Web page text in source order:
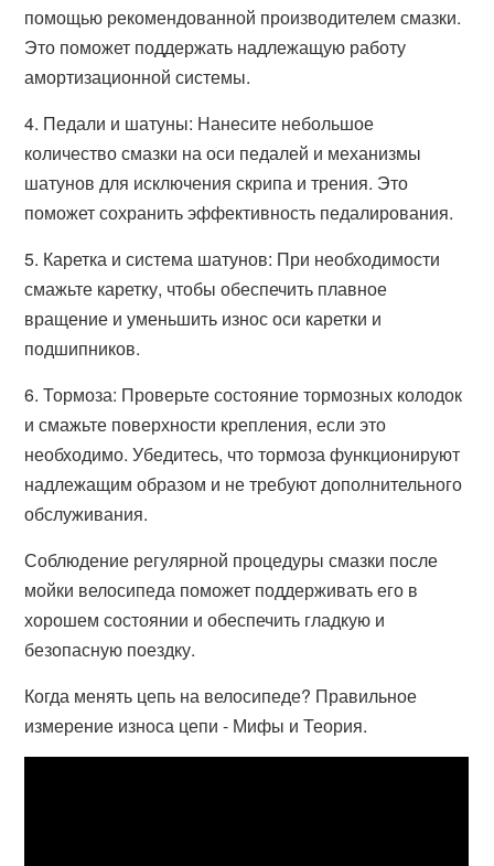
помощью рекомендованной производителем смазки.
Это поможет поддержать надлежащую работу
амортизационной системы.
4. Педали и шатуны: Нанесите небольшое
количество смазки на оси педалей и механизмы
шатунов для исключения скрипа и трения. Это
поможет сохранить эффективность педалирования.
5. Каретка и система шатунов: При необходимости
смажьте каретку, чтобы обеспечить плавное
вращение и уменьшить износ оси каретки и
подшипников.
6. Тормоза: Проверьте состояние тормозных колодок
и смажьте поверхности крепления, если это
необходимо. Убедитесь, что тормоза функционируют
надлежащим образом и не требуют дополнительного
обслуживания.
Соблюдение регулярной процедуры смазки после
мойки велосипеда поможет поддерживать его в
хорошем состоянии и обеспечить гладкую и
безопасную поездку.
Когда менять цепь на велосипеде? Правильное
измерение износа цепи - Мифы и Теория.